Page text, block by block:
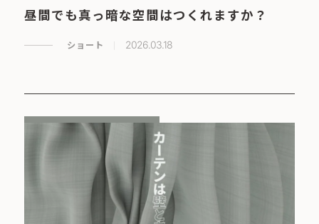
昼間でも真っ暗な空間はつくれますか？
ショート 2026.03.18